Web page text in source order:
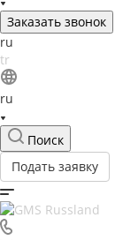
Заказать звонок
ru
tr
ru
Поиск
Подать заявку